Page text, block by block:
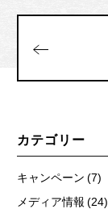
カテゴリー
キャンペーン (7)
メディア情報 (24)